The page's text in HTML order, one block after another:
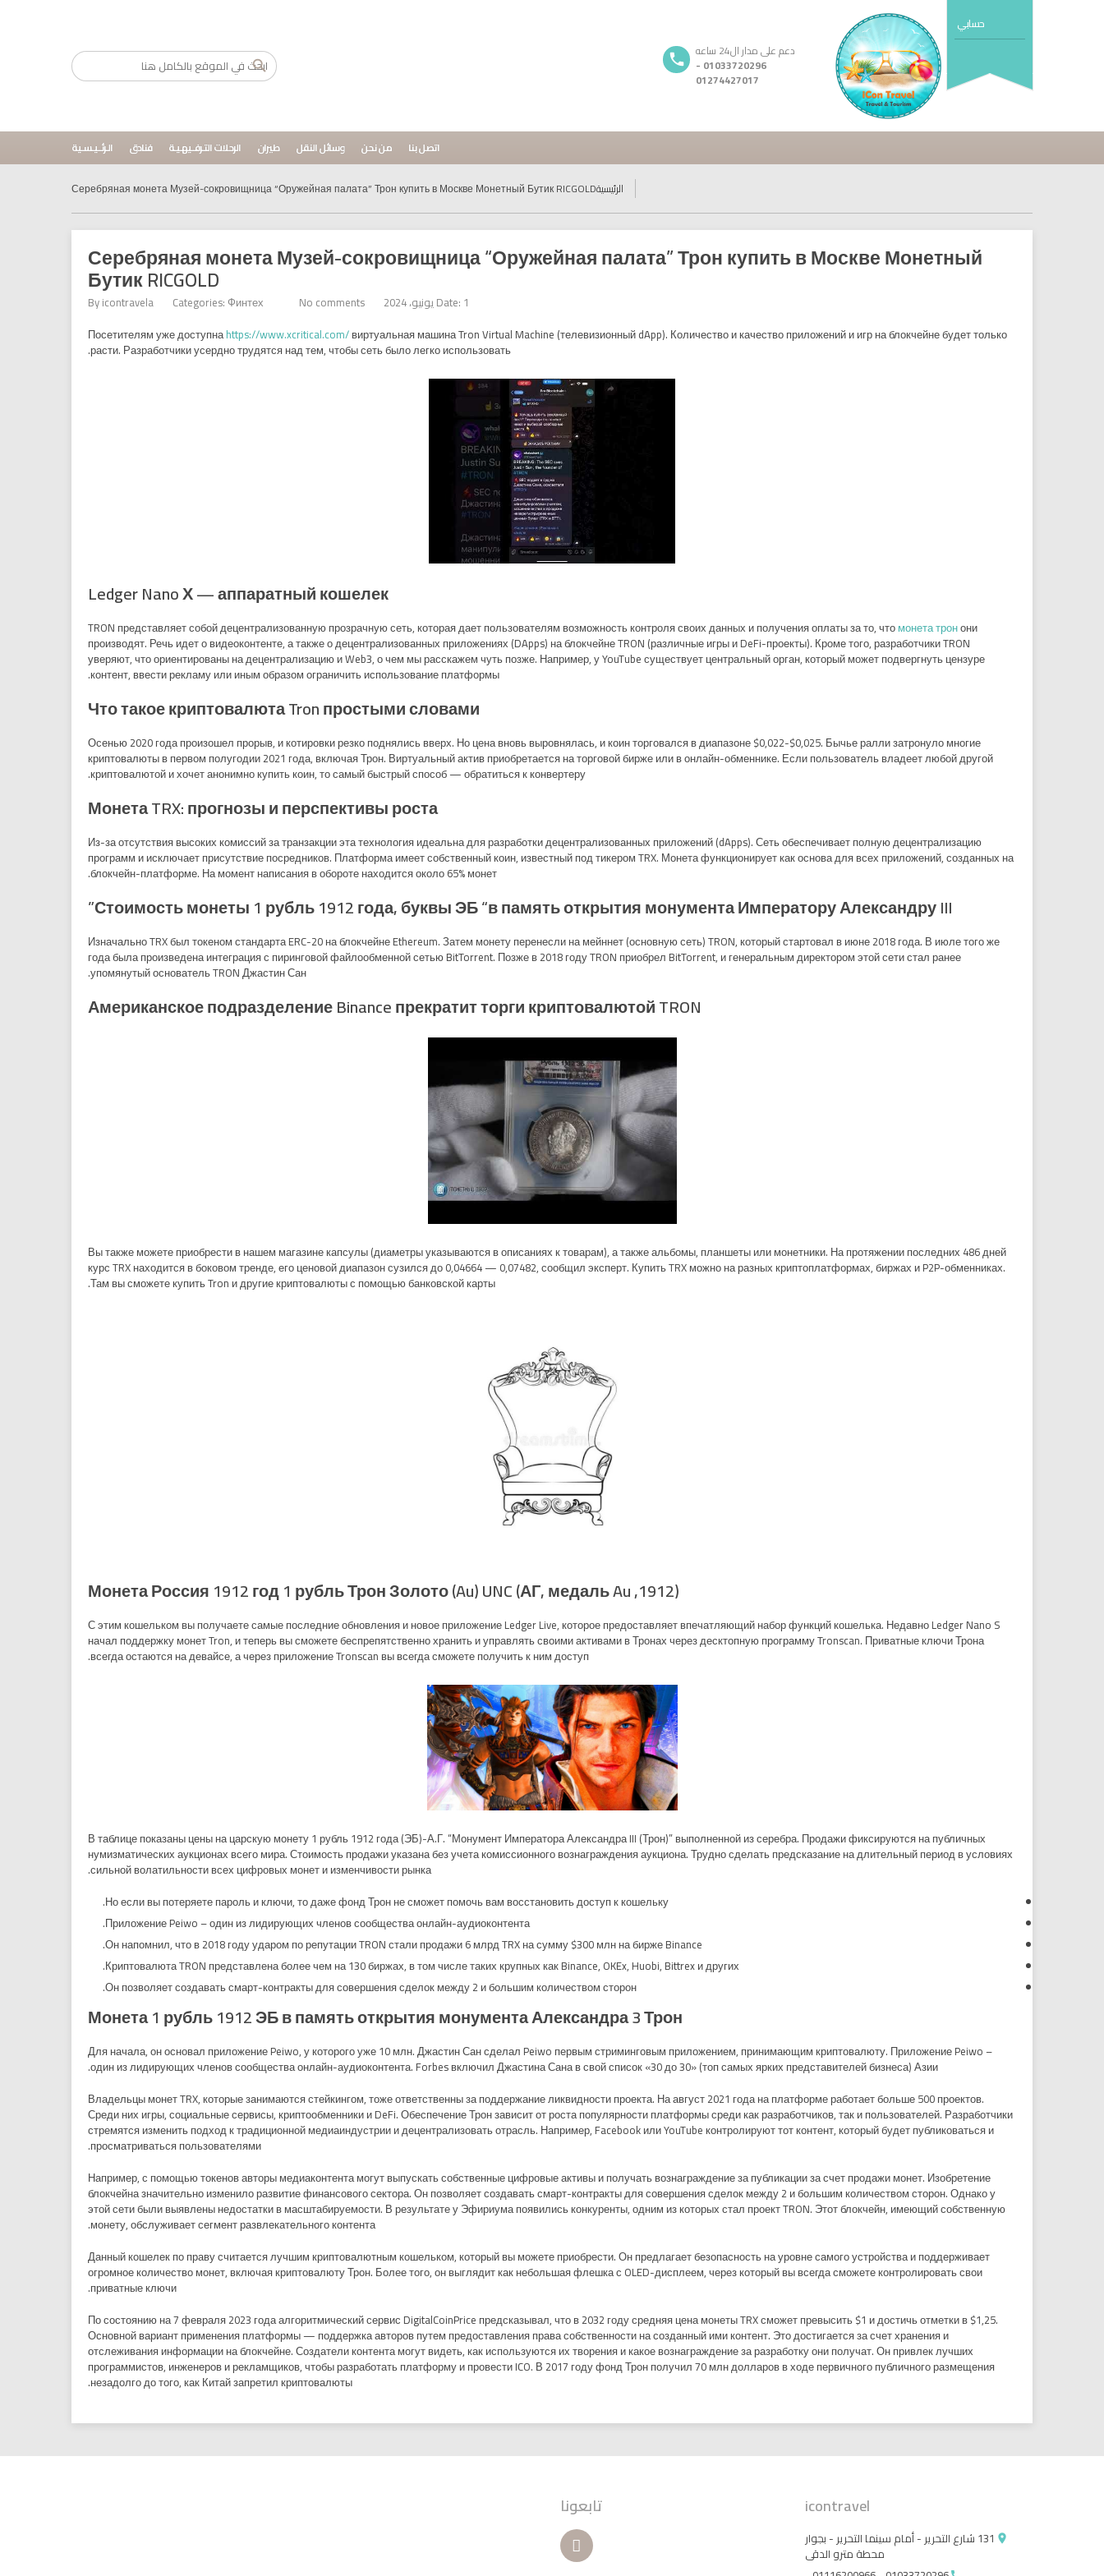
حسابي
دعم على مدار ال24 ساعه
01033720296 -
01274427017
الـرئــيـسـية فنادق الرحلات التـرفــيهـيـة طيران وسائل النقل من نحن اتصل بنا
الرئيسيةСеребряная монета Музей-сокровищница “Оружейная палата” Трон купить в Москве Монетный Бутик RICGOLD
Серебряная монета Музей-сокровищница “Оружейная палата” Трон купить в Москве Монетный
Бутик RICGOLD
Date: 1 يونيو، 2024 Byicontravela Categories:Финтех
No comments
Посетителям уже доступнаhttps://www.xcritical.com/виртуальная машина Tron Virtual Machine (телевизионный dApp). Количество и качество приложений и игр на блокчейне будет только
расти. Разработчики усердно трудятся над тем, чтобы сеть было легко использовать.
Ledger Nano Х — аппаратный кошелек
TRON представляет собой децентрализованную прозрачную сеть, которая дает пользователям возможность контроля своих данных и получения оплаты за то, чтомонета тронони
производят. Речь идет о видеоконтенте, а также о децентрализованных приложениях (DApps) на блокчейне TRON (различные игры и DeFi-проекты). Кроме того, разработчики TRON
уверяют, что ориентированы на децентрализацию и Web3, о чем мы расскажем чуть позже. Например, у YouTube существует центральный орган, который может подвергнуть цензуре
контент, ввести рекламу или иным образом ограничить использование платформы.
Что такое криптовалюта Tron простыми словами
Осенью 2020 года произошел прорыв, и котировки резко поднялись вверх. Но цена вновь выровнялась, и коин торговался в диапазоне $0,022-$0,025. Бычье ралли затронуло многие
криптовалюты в первом полугодии 2021 года, включая Трон. Виртуальный актив приобретается на торговой бирже или в онлайн-обменнике. Если пользователь владеет любой другой
криптовалютой и хочет анонимно купить коин, то самый быстрый способ — обратиться к конвертеру.
Монета TRX: прогнозы и перспективы роста
Из-за отсутствия высоких комиссий за транзакции эта технология идеальна для разработки децентрализованных приложений (dApps). Сеть обеспечивает полную децентрализацию
программ и исключает присутствие посредников. Платформа имеет собственный коин, известный под тикером TRX. Монета функционирует как основа для всех приложений, созданных на
блокчейн-платформе. На момент написания в обороте находится около 65% монет.
Стоимость монеты 1 рубль 1912 года, буквы ЭБ “в память открытия монумента Императору Александру III”
Изначально TRX был токеном стандарта ERC-20 на блокчейне Ethereum. Затем монету перенесли на мейннет (основную сеть) TRON, который стартовал в июне 2018 года. В июле того же
года была произведена интеграция с пиринговой файлообменной сетью BitTorrent. Позже в 2018 году TRON приобрел BitTorrent, и генеральным директором этой сети стал ранее
упомянутый основатель TRON Джастин Сан.
Американское подразделение Binance прекратит торги криптовалютой TRON
Вы также можете приобрести в нашем магазине капсулы (диаметры указываются в описаниях к товарам), а также альбомы, планшеты или монетники. На протяжении последних 486 дней
курс TRX находится в боковом тренде, его ценовой диапазон сузился до 0,04664 — 0,07482, сообщил эксперт. Купить TRX можно на разных криптоплатформах, биржах и P2P-обменниках.
Там вы сможете купить Tron и другие криптовалюты с помощью банковской карты.
(1912, АГ, медаль Au) Монета Россия 1912 год 1 рубль Трон Золото (Au) UNC
С этим кошельком вы получаете самые последние обновления и новое приложение Ledger Live, которое предоставляет впечатляющий набор функций кошелька. Недавно Ledger Nano S
начал поддержку монет Tron, и теперь вы сможете беспрепятственно хранить и управлять своими активами в Тронах через десктопную программу Tronscan. Приватные ключи Трона
всегда остаются на девайсе, а через приложение Tronscan вы всегда сможете получить к ним доступ.
В таблице показаны цены на царскую монету 1 рубль 1912 года (ЭБ)-А.Г. “Монумент Императора Александра III (Трон)” выполненной из серебра. Продажи фиксируются на публичных
нумизматических аукционах всего мира. Стоимость продажи указана без учета комиссионного вознаграждения аукциона. Трудно сделать предсказание на длительный период в условиях
сильной волатильности всех цифровых монет и изменчивости рынка.
Но если вы потеряете пароль и ключи, то даже фонд Трон не сможет помочь вам восстановить доступ к кошельку.
Приложение Peiwo – один из лидирующих членов сообщества онлайн-аудиоконтента.
Он напомнил, что в 2018 году ударом по репутации TRON стали продажи 6 млрд TRX на сумму $300 млн на бирже Binance.
Криптовалюта TRON представлена более чем на 130 биржах, в том числе таких крупных как Binance, OKEx, Huobi, Bittrex и других.
Он позволяет создавать смарт-контракты для совершения сделок между 2 и большим количеством сторон.
Монета 1 рубль 1912 ЭБ в память открытия монумента Александра 3 Трон
Для начала, он основал приложение Peiwo, у которого уже 10 млн. Джастин Сан сделал Peiwo первым стриминговым приложением, принимающим криптовалюту. Приложение Peiwo –
один из лидирующих членов сообщества онлайн-аудиоконтента. Forbes включил Джастина Сана в свой список «30 до 30» (топ самых ярких представителей бизнеса) Азии.
Владельцы монет TRX, которые занимаются стейкингом, тоже ответственны за поддержание ликвидности проекта. На август 2021 года на платформе работает больше 500 проектов.
Среди них игры, социальные сервисы, криптообменники и DeFi. Обеспечение Трон зависит от роста популярности платформы среди как разработчиков, так и пользователей. Разработчики
стремятся изменить подход к традиционной медиаиндустрии и децентрализовать отрасль. Например, Facebook или YouTube контролируют тот контент, который будет публиковаться и
просматриваться пользователями.
Например, с помощью токенов авторы медиаконтента могут выпускать собственные цифровые активы и получать вознаграждение за публикации за счет продажи монет. Изобретение
блокчейна значительно изменило развитие финансового сектора. Он позволяет создавать смарт-контракты для совершения сделок между 2 и большим количеством сторон. Однако у
этой сети были выявлены недостатки в масштабируемости. В результате у Эфириума появились конкуренты, одним из которых стал проект TRON. Этот блокчейн, имеющий собственную
монету, обслуживает сегмент развлекательного контента.
Данный кошелек по праву считается лучшим криптовалютным кошельком, который вы можете приобрести. Он предлагает безопасность на уровне самого устройства и поддерживает
огромное количество монет, включая криптовалюту Трон. Более того, он выглядит как небольшая флешка с OLED-дисплеем, через который вы всегда сможете контролировать свои
приватные ключи.
По состоянию на 7 февраля 2023 года алгоритмический сервис DigitalCoinPrice предсказывал, что в 2032 году средняя цена монеты TRX сможет превысить $1 и достичь отметки в $1,25.
Основной вариант применения платформы — поддержка авторов путем предоставления права собственности на созданный ими контент. Это достигается за счет хранения и
отслеживания информации на блокчейне. Создатели контента могут видеть, как используются их творения и какое вознаграждение за разработку они получат. Он привлек лучших
программистов, инженеров и рекламщиков, чтобы разработать платформу и провести ICO. В 2017 году фонд Трон получил 70 млн долларов в ходе первичного публичного размещения
незадолго до того, как Китай запретил криптовалюты.
icontravel
place 131 شارع التحرير - أمام سينما التحرير - بجوار
محطة مترو الدقى
تابعونا